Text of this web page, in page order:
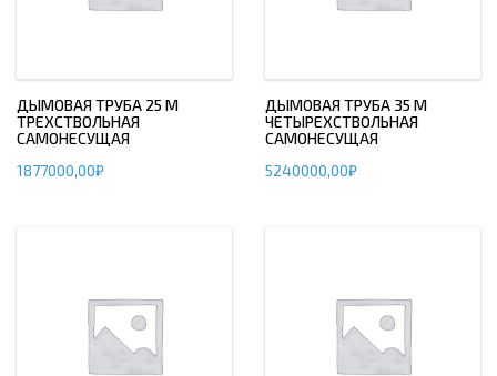
ДЫМОВАЯ ТРУБА 25 М
ТРЕХСТВОЛЬНАЯ
САМОНЕСУЩАЯ
1877000,00₽
ДЫМОВАЯ ТРУБА 35 М
ЧЕТЫРЕХСТВОЛЬНАЯ
САМОНЕСУЩАЯ
5240000,00₽